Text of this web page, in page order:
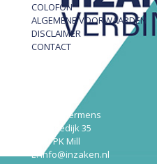
COLOFON
ALGEMENE VOORWAARDEN
DISCLAIMER
CONTACT
Robert Hermens
Udensedijk 35
5451 PK Mill
E: info@inzaken.nl